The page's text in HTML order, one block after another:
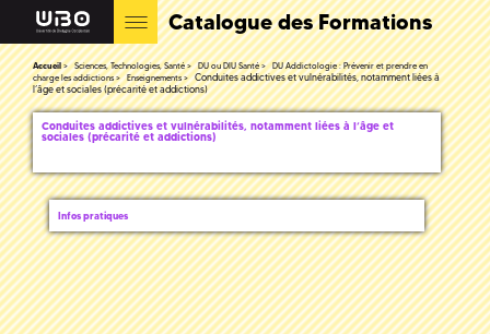
Catalogue des Formations
Accueil Sciences, Technologies, Santé DU ou DIU Santé
DU Addictologie : Prévenir et prendre en
charge les addictions
Enseignements
Conduites addictives et vulnérabilités, notamment liées à
l’âge et sociales (précarité et addictions)
Conduites addictives et vulnérabilités, notamment liées à l’âge et
sociales (précarité et addictions)
Infos pratiques